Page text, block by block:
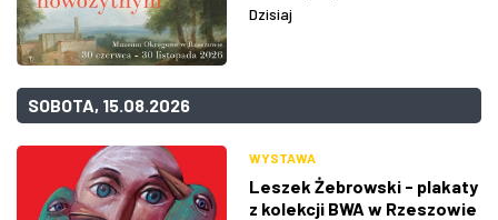
Dzisiaj
SOBOTA, 15.08.2026
WYSTAWA
Leszek Żebrowski - plakaty
z kolekcji BWA w Rzeszowie